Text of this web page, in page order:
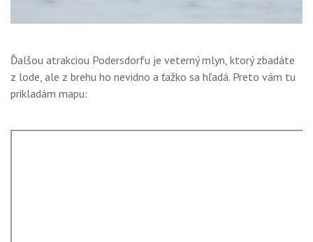
Ďalšou atrakciou Podersdorfu je veterný mlyn, ktorý zbadáte
z lode, ale z brehu ho nevidno a ťažko sa hľadá. Preto vám tu
prikladám mapu: